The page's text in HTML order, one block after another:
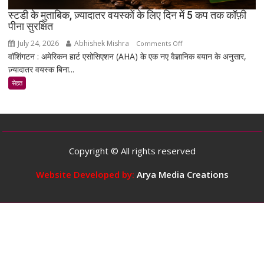
बेहतर
है
स्टडी के मुताबिक, ज़्यादातर वयस्कों के लिए दिन में 5 कप तक कॉफ़ी
पीना सुरक्षित
July 24, 2026 Abhishek Mishra Comments Offon
स्टडी
लिए
5
वॉशिंगटन : अमेरिकन हार्ट एसोसिएशन (AHA) के एक नए वैज्ञानिक बयान के अनुसार,
ज़्यादातर वयस्क बिना...
सेहत
Copyright © All rights reserved
Website Developed by: Arya Media Creations